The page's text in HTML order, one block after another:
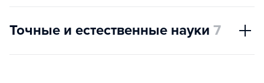
Точные и естественные науки 7